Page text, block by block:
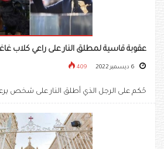
عقوبة قاسية لمطلق النار على راعي كلاب
409
حُكم على الرجل الذي أطلق النار على شخص